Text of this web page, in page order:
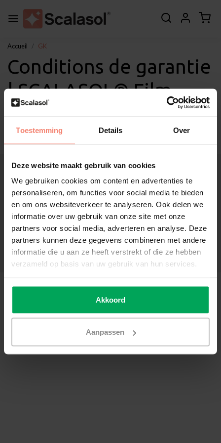
Toestemming Details Over
Deze website maakt gebruik van cookies
We gebruiken cookies om content en advertenties te
personaliseren, om functies voor social media te bieden
en om ons websiteverkeer te analyseren. Ook delen we
informatie over uw gebruik van onze site met onze
partners voor social media, adverteren en analyse. Deze
partners kunnen deze gegevens combineren met andere
informatie die u aan ze heeft verstrekt of die ze hebben
verzameld op basis van uw gebruik van hun services.
Akkoord
Aanpassen
Accueil GK
Conditions de garantie
| SCALASOL® Film
adhésif translucide GK
À propos de Scalasol®
Applications
Service
Autres
Soutien à la clientèle
Mon compte
Catégories
Coordonnées